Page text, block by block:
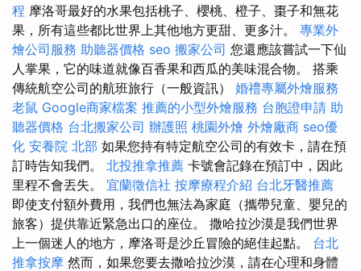
程 摩洛哥最好的水果包括桃子、櫻桃、橙子、棗子和無花
果，所有這些都比世界上其他地方更甜、更多汁。 專業外
燴公司服務 助聽器價格 seo 搬家公司 您還應該嘗試一下仙
人掌果，它的味道就像百香果和西瓜的美味混合物。 搭乘
傳統航空公司的航班旅行（一般資訊） 婚禮專屬外燴服務
老鼠 Google商家檔案 推薦的小型外燴服務 台胞證申請 助
聽器價格 台北搬家公司 辦護照 桃園外燴 外燴廠商 seo優
化 安養院 北部 如果您持有特定航空公司的有效卡，請在預
訂時告知我們。 北投推拿推薦 卡號會記錄在預訂中，因此
里程不會丟失。 宜蘭徵信社 按摩療程介紹 台北牙醫推薦
即使支付額外費用，我們也無法為家庭（攜帶兒童、嬰兒的
旅客）提供靠近緊急出口的座位。 撒哈拉沙漠是我們世界
上一個迷人的地方，摩洛哥是沙丘冒險的絕佳起點。 台北
推拿按摩 然而，如果您要去撒哈拉沙漠，請在心理和身體